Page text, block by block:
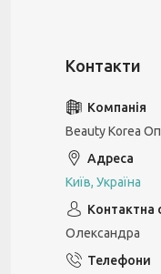
Beauty Korea
Київ, Україна
Олександра